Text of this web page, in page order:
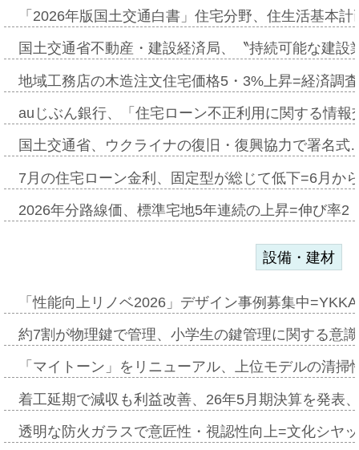
「2026年版国土交通白書」住宅分野、住生活基本
国土交通省不動産・建設経済局、〝持続可能な建
地域工務店の木造注文住宅価格5・3%上昇=経済調
auじぶん銀行、「住宅ローン不正利用に関する情
国土交通省、ウクライナの復旧・復興協力で署名
7月の住宅ローン金利、固定型が総じて低下=6月か
2026年分路線価、標準宅地5年連続の上昇=伸び率
設備・建材
「性能向上リノベ2026」デザイン事例募集中
約7割が物理鍵で管理、小学生の鍵管理に関する意
「マイトーン」をリニューアル、上位モデルの清
着工延期で減収も利益改善、26年5月期決算を発表
透明な防火ガラスで意匠性・視認性向上=文化シヤ